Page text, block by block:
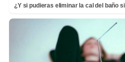
¿Y si pudieras eliminar la cal del baño